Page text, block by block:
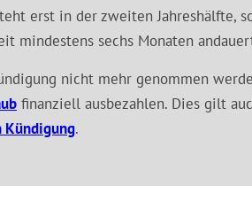
erst in der zweiten Jahreshälfte,
mindestens sechs Monaten
nicht mehr genommen
finanziell ausbezahlen. Dies gilt
Kündigung.